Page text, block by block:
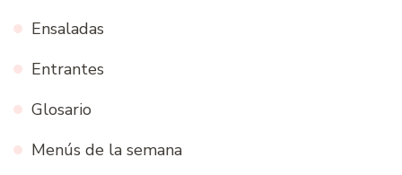
Ensaladas
Entrantes
Glosario
Menús de la semana